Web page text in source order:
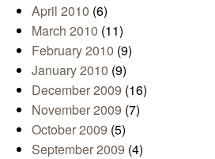
April 2010 (6)
March 2010 (11)
February 2010 (9)
January 2010 (9)
December 2009 (16)
November 2009 (7)
October 2009 (5)
September 2009 (4)